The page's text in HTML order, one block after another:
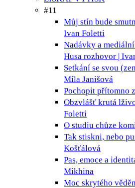
#11
Můj stín bude
Ivan Foletti
Nadávky a mediální
Husa rozhovor |
Setkání se svou
Míla Janišová
Pochopit přítomno
Obzvlášť krutá
Foletti
O studiu chůze
Tak stiskni, nebo
Košťálová
Pas, emoce a
Mikhina
Moc skrytého